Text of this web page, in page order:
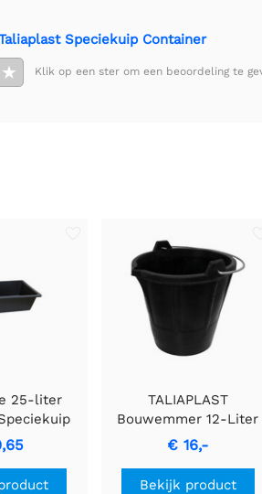
Speciekuip Container
★ Klik op een ster om een beoordeling te
25-liter
TALIAPLAST
Bouwemmer 12-Liter
Duurzame Rubber
Emmer
€ 16,-
Bekijk product